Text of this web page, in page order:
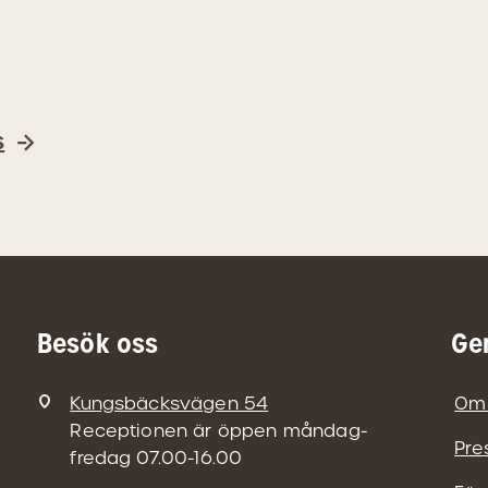
Besök oss
Kungsbäcksvägen 54
Receptionen är öppen måndag-
fredag 07.00-16.00